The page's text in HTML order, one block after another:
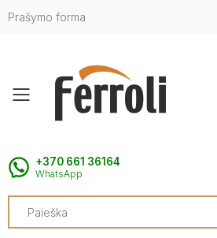
Prašymo forma
Toggle mobile menu
+370 661 36164
WhatsApp
Search